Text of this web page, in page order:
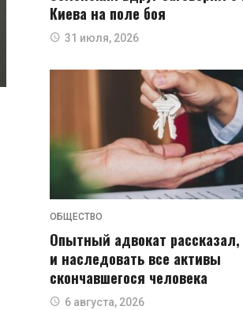
Киева на поле боя
31 июля, 2026
ОБЩЕСТВО
Опытный адвокат рассказал,
и наследовать все активы
скончавшегося человека
6 августа, 2026